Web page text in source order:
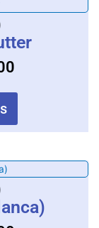
la
de
precios:
desde
$ 210.000
múltiples
opciones
pueden
en
la
de
precios:
tiene
múltiples